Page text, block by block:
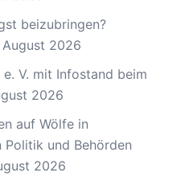
beizubringen?
August 2026
V. mit Infostand beim
2026
auf Wölfe in
Politik und Behörden
2026